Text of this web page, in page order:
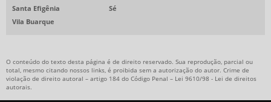
ALIMENTAÇÃO PARA GRANDES CORPORAÇÕES
ALIMENTAÇÃO PARA GRANDES EMPRESAS
ALIMENTAÇÃO SAUDÁVEL PARA EMPRESAS
ALIMENTAÇÃO TERCEIRIZADA PARA INDÚSTRIAS
Santa Efigênia
Sé
Vila Buarque
O conteúdo do texto desta página é de direito reservado. Sua reprodução, parcial ou
total, mesmo citando nossos links, é proibida sem a autorização do autor. Crime de
violação de direito autoral – artigo 184 do Código Penal – Lei 9610/98 - Lei de direitos
autorais.